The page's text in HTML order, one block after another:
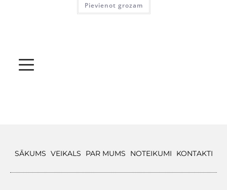
Pievienot grozam
SĀKUMS VEIKALS PAR MUMS NOTEIKUMI KONTAKTI